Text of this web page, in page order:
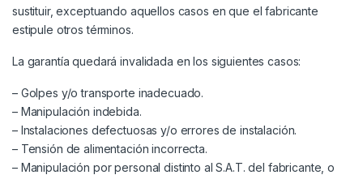
sustituir, exceptuando aquellos casos en que el fabricante
estipule otros términos.
La garantía quedará invalidada en los siguientes casos:
– Golpes y/o transporte inadecuado.
– Manipulación indebida.
– Instalaciones defectuosas y/o errores de instalación.
– Tensión de alimentación incorrecta.
– Manipulación por personal distinto al S.A.T. del fabricante, o